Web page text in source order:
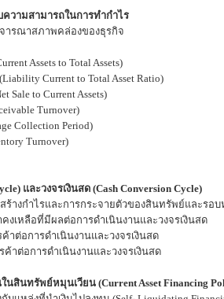
ความสามารถในการทำกำไร
จารณาสภาพคล่องของธุรกิจ
Assets to Total Assets)
Current to Total Asset Ratio)
to Current Assets)
Turnover)
Collection Period)
Turnover)
และวงจรเงินสด (Cash Conversion Cycle)
างกำไรและการกระจายตัวของสินทรัพย์และรอ
เหลือที่มีผลต่อการดำเนินงานและวงจรเงินสด
ต่อการดำเนินงานและวงจรเงินสด
าต่อการดำเนินงานและวงจรเงินสด
สินทรัพย์หมุนเวียน (Current Asset Financing